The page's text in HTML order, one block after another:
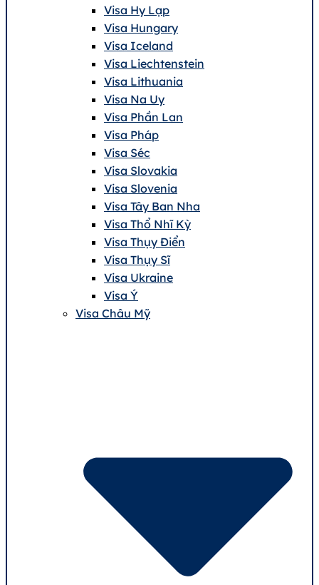
Visa Hy Lạp
Visa Hungary
Visa Iceland
Visa Liechtenstein
Visa Lithuania
Visa Na Uy
Visa Phần Lan
Visa Pháp
Visa Séc
Visa Slovakia
Visa Slovenia
Visa Tây Ban Nha
Visa Thổ Nhĩ Kỳ
Visa Thụy Điển
Visa Thụy Sĩ
Visa Ukraine
Visa Ý
Visa Châu Mỹ